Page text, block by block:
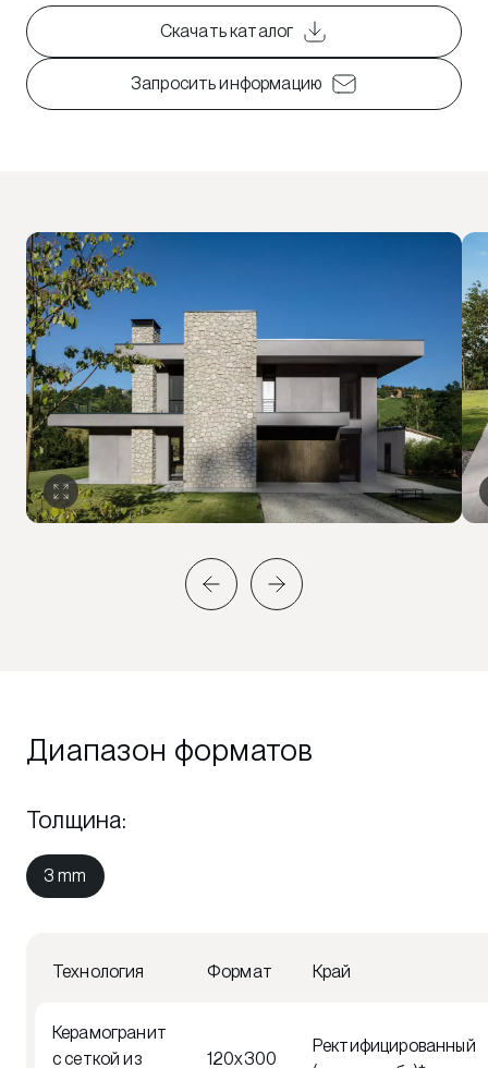
Скачать каталог
Запросить информацию
Диапазон форматов
Толщина:
3 mm
Технология Формат Край
Керамогранит
с сеткой из
120x300
Ректифицированный